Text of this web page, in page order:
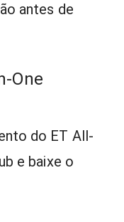
antes de
One
do ET All-
e baixe o